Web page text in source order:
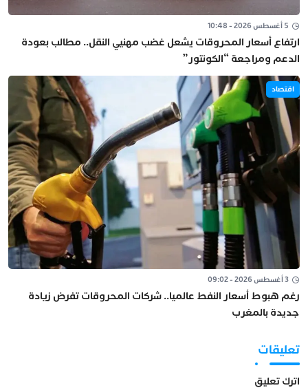
5 أغسطس 2026 - 10:48
ارتفاع أسعار المحروقات يشعل غضب مهنيي النقل.. مطالب بعودة
الدعم ومراجعة “الكونتور”
اقتصاد
3 أغسطس 2026 - 09:02
رغم هبوط أسعار النفط عالميا.. شركات المحروقات تفرض زيادة
جديدة بالمغرب
تعليقات
اترك تعليق